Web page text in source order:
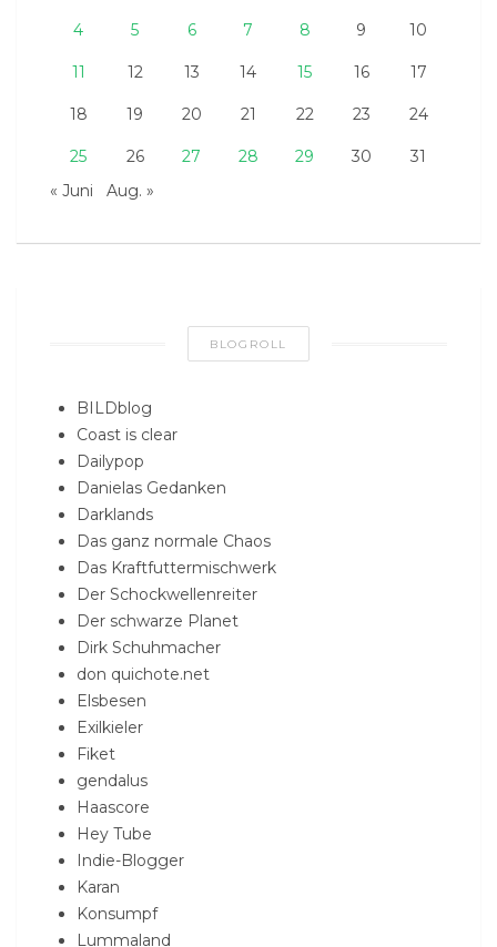
4 5 6 7 8 9 10
11 12 13 14 15 16 17
18 19 20 21 22 23 24
25 26 27 28 29 30
31
« Juni
Aug. »
BLOGROLL
BILDblog
Coast is clear
Dailypop
Danielas Gedanken
Darklands
Das ganz normale Chaos
Das Kraftfuttermischwerk
Der Schockwellenreiter
Der schwarze Planet
Dirk Schuhmacher
don quichote.net
Elsbesen
Exilkieler
Fiket
gendalus
Haascore
Hey Tube
Indie-Blogger
Karan
Konsumpf
Lummaland